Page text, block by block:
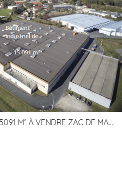
BÂTIMENT INDUSTRIEL DE 15091 M² À VENDRE ZAC DE MADRAZÈS À SARLAT (24)